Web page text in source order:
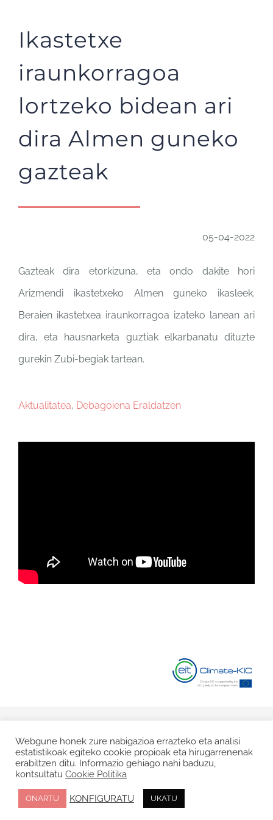
Ikastetxe
iraunkorragoa
lortzeko bidean ari
dira Almen guneko
gazteak
05-04-2022
Gazteak dira etorkizuna, eta ondo dakite hori
Arizmendi ikastetxeko Almen guneko ikasleek.
Beraien ikastetxea iraunkorragoa izateko lanean ari
dira, eta hausnarketa guztiak elkarbanatu dituzte
gurekin Zubi-begiak tartean.
Aktualitatea, Debagoiena Eraldatzen
Politika
Facebook
TwitterInstagram
Webgune honek zure nabigazioa errazteko eta analisi
estatistikoak egiteko cookie propioak eta hirugarrenenak
erabiltzen ditu. Informazio gehiago nahi baduzu,
kontsultatu Cookie Politika
ONARTU KONFIGURATU UKATU